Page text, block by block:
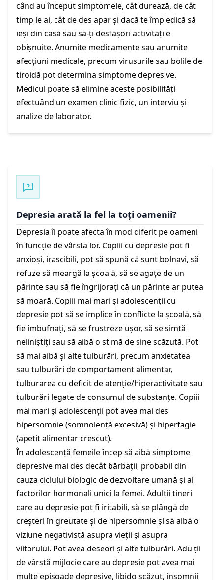
când au început simptomele, cât durează, de cât
timp le ai, cât de des apar și dacă te împiedică să
ieși din casă sau să-ți desfășori activitățile
obișnuite. Anumite medicamente sau anumite
afecțiuni medicale, precum virusurile sau bolile de
tiroidă pot determina simptome depresive.
Medicul poate să elimine aceste posibilități
efectuând un examen clinic fizic, un interviu și
analize de laborator.
Depresia arată la fel la toți oamenii?
Depresia îi poate afecta în mod diferit pe oameni
în funcție de vârsta lor. Copiii cu depresie pot fi
anxioși, irascibili, pot să spună că sunt bolnavi, să
refuze să meargă la școală, să se agațe de un
părinte sau să fie îngrijorați că un părinte ar putea
să moară. Copiii mai mari și adolescenții cu
depresie pot să se implice în conflicte la școală, să
fie îmbufnați, să se frustreze ușor, să se simtă
neliniștiți sau să aibă o stimă de sine scăzută. Pot
să mai aibă și alte tulburări, precum anxietatea
sau tulburări de comportament alimentar,
tulburarea cu deficit de atenție/hiperactivitate sau
tulburări legate de consumul de substanțe. Copiii
mai mari și adolescenții pot avea mai des
hipersomnie (somnolență excesivă) și hiperfagie
(apetit alimentar crescut).
În adolescență femeile încep să aibă simptome
depresive mai des decât bărbații, probabil din
cauza ciclului biologic de dezvoltare umană și al
factorilor hormonali unici la femei. Adulții tineri
care au depresie pot fi iritabili, să se plângă de
creșteri în greutate și de hipersomnie și să aibă o
viziune negativistă asupra vieții și asupra
viitorului. Pot avea deseori și alte tulburări. Adulții
de vârstă mijlocie care au depresie pot avea mai
multe episoade depresive, libido scăzut, insomnii